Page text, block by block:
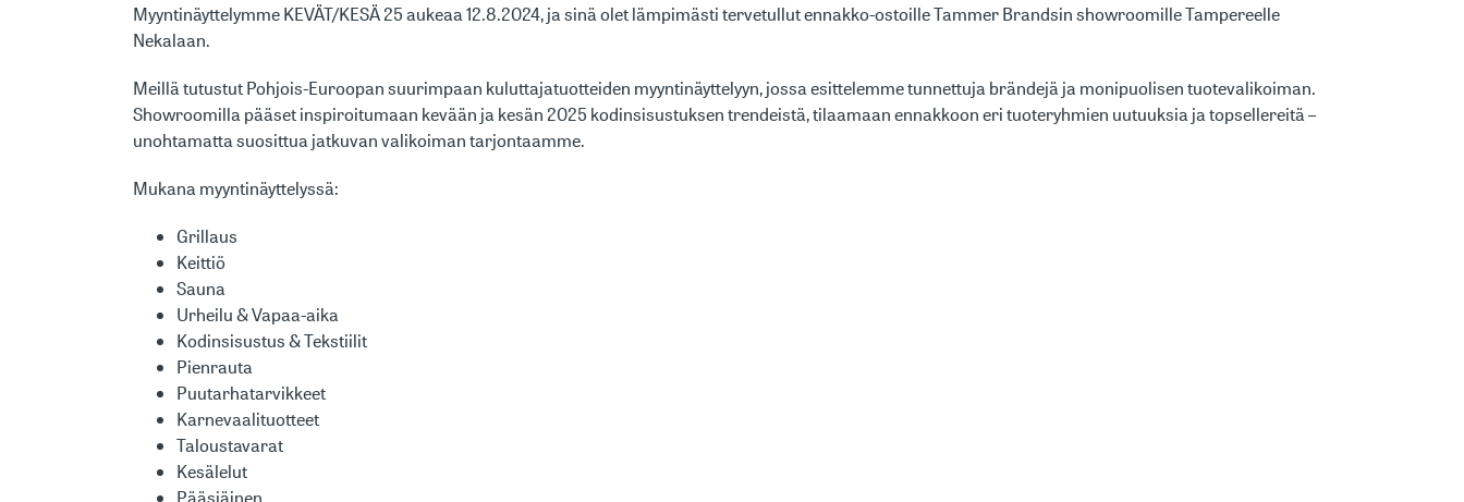
Myyntinäyttelymme KEVÄT/KESÄ 25 aukeaa 12.8.2024, ja sinä olet lämpimästi tervetullut ennakko-ostoille Tammer Brandsin showroomille Tampereelle
Nekalaan.
Meillä tutustut Pohjois-Euroopan suurimpaan kuluttajatuotteiden myyntinäyttelyyn, jossa esittelemme tunnettuja brändejä ja monipuolisen tuotevalikoiman.
Showroomilla pääset inspiroitumaan kevään ja kesän 2025 kodinsisustuksen trendeistä, tilaamaan ennakkoon eri tuoteryhmien uutuuksia ja topsellereitä –
unohtamatta suosittua jatkuvan valikoiman tarjontaamme.
Mukana myyntinäyttelyssä:
Grillaus
Keittiö
Sauna
Urheilu & Vapaa-aika
Kodinsisustus & Tekstiilit
Pienrauta
Puutarhatarvikkeet
Karnevaalituotteet
Taloustavarat
Kesälelut